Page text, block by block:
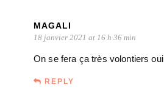
MAGALI
18 janvier 2021 at 16 h 36 min
On se fera ça très volontiers oui
REPLY